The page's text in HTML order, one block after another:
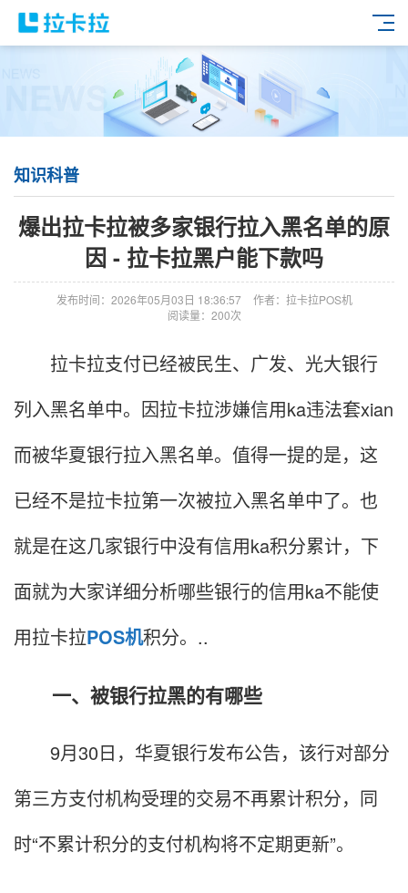
知识科普
爆出拉卡拉被多家银行拉入黑名单的原
因 - 拉卡拉黑户能下款吗
发布时间：2026年05月03日 18:36:57
作者：拉卡拉POS机
阅读量：200次
拉卡拉支付已经被民生、广发、光大银行
列入黑名单中。因拉卡拉涉嫌信用ka违法套xian
而被华夏银行拉入黑名单。值得一提的是，这
已经不是拉卡拉第一次被拉入黑名单中了。也
就是在这几家银行中没有信用ka积分累计，下
面就为大家详细分析哪些银行的信用ka不能使
用拉卡拉POS机积分。..
一、被银行拉黑的有哪些
9月30日，华夏银行发布公告，该行对部分
第三方支付机构受理的交易不再累计积分，同
时“不累计积分的支付机构将不定期更新”。